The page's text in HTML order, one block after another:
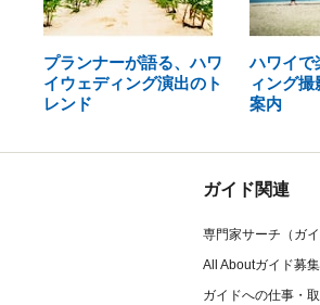
プランナーが語る、ハワ
イウェディング演出のト
レンド
ハワイで
ィング
案内
ガイド関連
専門家サーチ（ガイ
All Aboutガイド募集
ガイドへの仕事・